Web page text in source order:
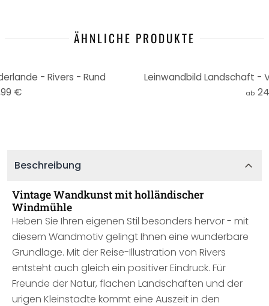
ÄHNLICHE PRODUKTE
- Rivers - Rund
€
Leinwandbild Landschaft -
ab
Beschreibung
Vintage Wandkunst mit holländischer
Windmühle
Heben Sie Ihren eigenen Stil besonders hervor - mit
diesem Wandmotiv gelingt Ihnen eine wunderbare
Grundlage. Mit der Reise-Illustration von Rivers
entsteht auch gleich ein positiver Eindruck. Für
Freunde der Natur, flachen Landschaften und der
urigen Kleinstädte kommt eine Auszeit in den